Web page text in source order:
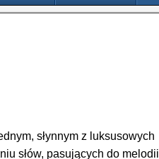
słynnym z luksusowych
słów, pasujących do melodii